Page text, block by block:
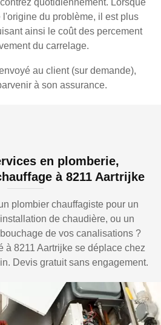
l'origine du problème, il est plus
ainsi le coût des percement
du carrelage.
au client (sur demande),
à son assurance.
en plomberie,
à 8211 Aartrijke
plombier chauffagiste pour un
de chaudière, ou un
de vos canalisations ?
à 8211 Aartrijke se déplace chez
Devis gratuit sans engagement.